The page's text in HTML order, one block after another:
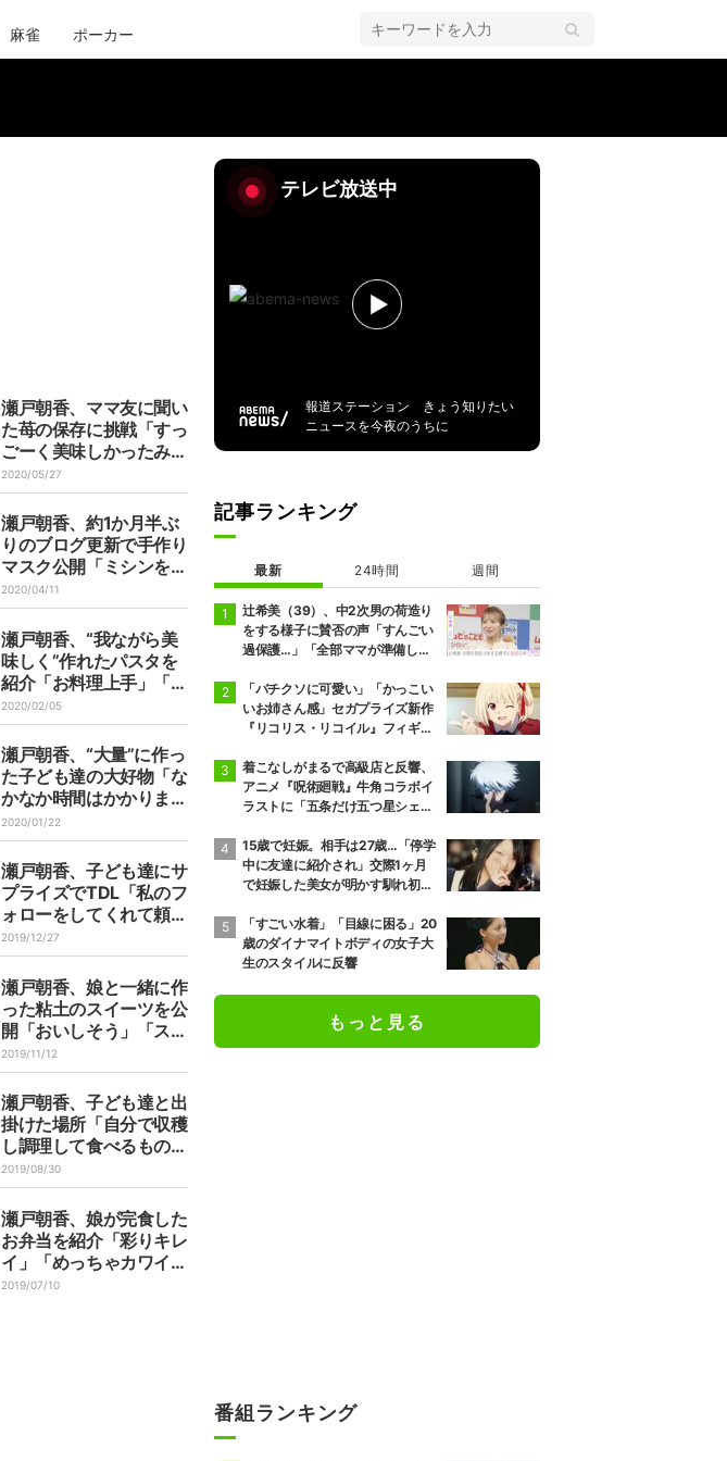
麻雀 ポーカー
瀬戸朝香、ママ友に聞い
た苺の保存に挑戦「すっ
ごーく美味しかったみた
い」
2020/05/27
瀬戸朝香、約1か月半ぶ
りのブログ更新で手作り
マスク公開「ミシンを出
して作ってみました」
2020/04/11
瀬戸朝香、“我ながら美
味しく”作れたパスタを
紹介「お料理上手」「彩
りも綺麗」の声
2020/02/05
瀬戸朝香、“大量”に作っ
た子ども達の大好物「な
かなか時間はかかりまし
たが」
2020/01/22
瀬戸朝香、子ども達にサ
プライズでTDL「私のフ
ォローをしてくれて頼も
しかった」
2019/12/27
瀬戸朝香、娘と一緒に作
った粘土のスイーツを公
開「おいしそう」「ステ
キ」の声
2019/11/12
瀬戸朝香、子ども達と出
掛けた場所「自分で収穫
し調理して食べるものっ
て美味しさ倍増です」
2019/08/30
瀬戸朝香、娘が完食した
お弁当を紹介「彩りキレ
イ」「めっちゃカワイ
イ」の声
2019/07/10
テレビ放送中
報道ステーション きょう知りたい
ニュースを今夜のうちに
記事ランキング
最新 24時間 週間
辻希美（39）、中2次男の荷造り
をする様子に賛否の声「すんごい
過保護…」「全部ママが準備して
「バチクソに可愛い」「かっこい
いお姉さん感」セガプライズ新作
『リコリス・リコイル』フィギュ
着こなしがまるで高級店と反響、
アニメ『呪術廻戦』牛角コラボイ
ラストに「五条だけ五つ星シェ
15歳で妊娠。相手は27歳…「停学
中に友達に紹介され」交際1ヶ月
で妊娠した美女が明かす馴れ初め
絶句
「すごい水着」「目線に困る」20
歳のダイナマイトボディの女子大
生のスタイルに反響
もっと見る
番組ランキング